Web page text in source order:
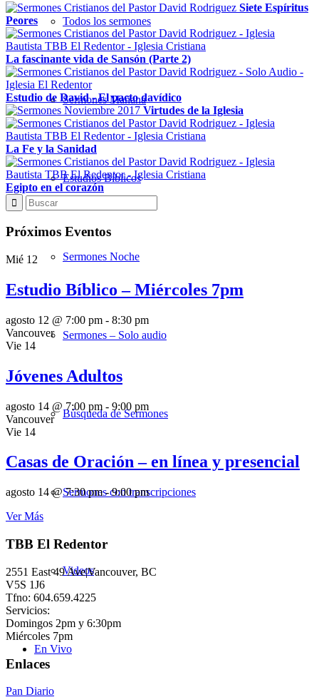
Todos los sermones
Sermones Mañana
Estudios Bíblicos
Sermones Noche
Sermones – Solo audio
Búsqueda de Sermones
Sermones con transcripciones
Videos
En Vivo
Siete Espíritus
Peores
La fascinante vida de Sansón (Parte 2)
Estudio de David - El pacto davídico
Virtudes de la Iglesia
La Fe y la Sanidad
Egipto en el corazón
Próximos Eventos
Mié 12
Estudio Bíblico – Miércoles 7pm
agosto 12 @ 7:00 pm - 8:30 pm
Vancouver
Vie 14
Jóvenes Adultos
agosto 14 @ 7:00 pm - 9:00 pm
Vancouver
Vie 14
Casas de Oración – en línea y presencial
agosto 14 @ 7:30 pm-9:00 pm
Ver Más
TBB El Redentor
2551 East 49 Ave|Vancouver, BC
V5S 1J6
Tfno: 604.659.4225
Servicios:
Domingos 2pm y 6:30pm
Miércoles 7pm
Enlaces
Pan Diario